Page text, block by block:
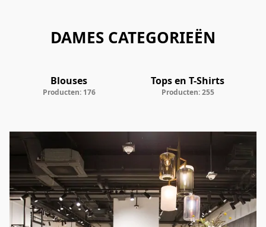
DAMES CATEGORIEËN
Blouses
Producten: 176
Tops en T-Shirts
Producten: 255